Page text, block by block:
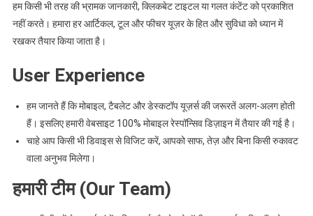
हम किसी भी तरह की भ्रामक जानकारी, क्लिकबेट टाइटल या गलत कंटेंट को प्रकाशित
नहीं करते। हमारा हर आर्टिकल, टूल और फीचर यूज़र के हित और सुविधा को ध्यान में
रखकर तैयार किया जाता है।
User Experience
हम जानते हैं कि मोबाइल, टैबलेट और डेस्कटॉप यूज़र्स की जरूरतें अलग-अलग होती
हैं। इसलिए हमारी वेबसाइट 100% मोबाइल रेस्पॉन्सिव डिज़ाइन में तैयार की गई है।
चाहे आप किसी भी डिवाइस से विजिट करें, आपको साफ, तेज़ और बिना किसी रुकावट
वाला अनुभव मिलेगा।
हमारी टीम (Our Team)